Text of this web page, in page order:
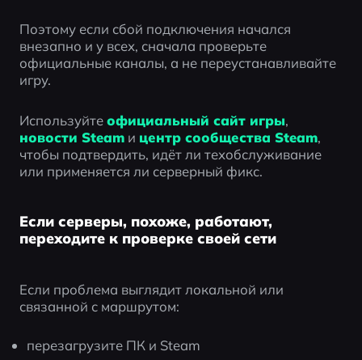
Поэтому если сбой подключения начался
внезапно и у всех, сначала проверьте
официальные каналы, а не переустанавливайте
игру.
Используйте официальный сайт игры,
новости Steam и центр сообщества Steam,
чтобы подтвердить, идёт ли техобслуживание
или применяется ли серверный фикс.
Если серверы, похоже, работают,
переходите к проверке своей сети
Если проблема выглядит локальной или
связанной с маршрутом:
перезагрузите ПК и Steam